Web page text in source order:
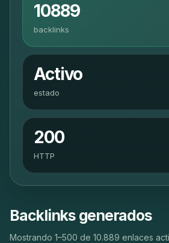
10889
backlinks
Activo
estado
200
HTTP
Backlinks generados
Mostrando 1–500 de 10.889 enlaces